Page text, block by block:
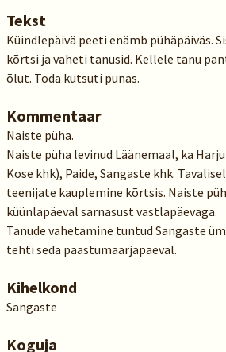
Tekst
Küindlepäivä peeti enämb pühäpäiväs.
kõrtsi ja vaheti tanusid. Kellele tanu
õlut. Toda kutsuti punas.
Kommentaar
Naiste püha.
Naiste püha levinud Läänemaal, ka
Kose khk), Paide, Sangaste khk.
teenijate kauplemine kõrtsis. Naiste
küünlapäeval sarnasust vastlapäevaga.
Tanude vahetamine tuntud Sangaste
tehti seda paastumaarjapäeval.
Kihelkond
Sangaste
Koguja